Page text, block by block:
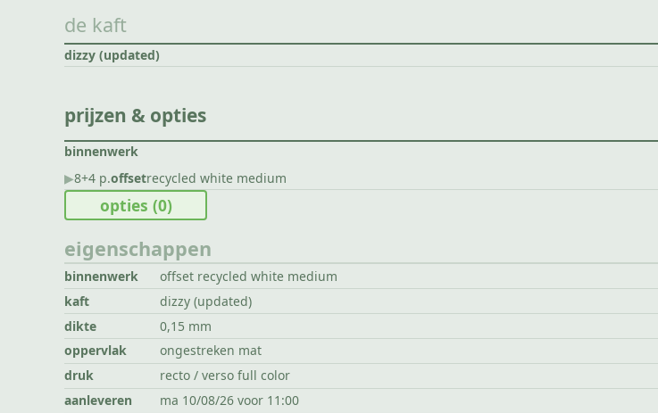
de kaft
dizzy (updated)
prijzen & opties
binnenwerk
▶︎8+4 p.offsetrecycled white medium
eigenschappen
binnenwerk offset recycled white medium
kaft
dizzy (updated)
dikte
0,15 mm
oppervlak
ongestreken mat
druk
recto / verso full color
aanleveren
ma 10/08/26 voor 11:00
opties (0)